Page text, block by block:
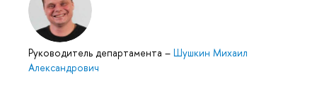
Руководитель департамента – Шушкин Михаил
Александрович